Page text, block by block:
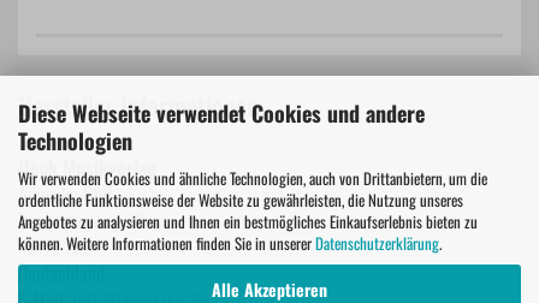
Diese Webseite verwendet Cookies und andere
Technologien
Wir verwenden Cookies und ähnliche Technologien, auch von Drittanbietern, um die
ordentliche Funktionsweise der Website zu gewährleisten, die Nutzung unseres
Angebotes zu analysieren und Ihnen ein bestmögliches Einkaufserlebnis bieten zu
können. Weitere Informationen finden Sie in unsererDatenschutzerklärung.
Alle Akzeptieren
Hersteller Informationen
Heck Musikverlag
Amusiko GbR
Bachackerweg 39
45772 Marl
Deutschland